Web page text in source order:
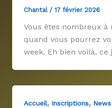
Chantal / 17 février 2026
Vous êtes nombreux à
quand vous pourrez
week. Eh bien voilà, ce
Accueil, Inscriptions, News